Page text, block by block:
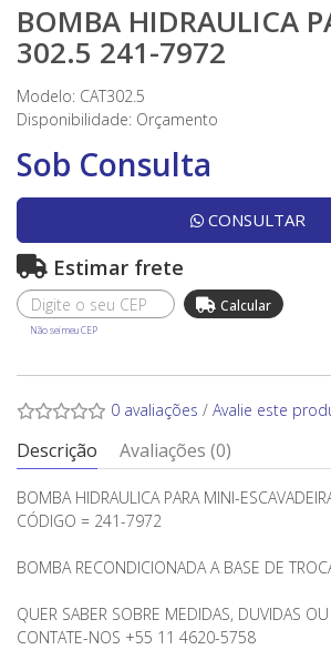
BOMBA HIDRAULICA
302.5 241-7972
Modelo: CAT302.5
Disponibilidade: Orçamento
Sob Consulta
CONSULTAR
Estimar frete
Não sei meu CEP
0 avaliações / Avalie este
Descrição Avaliações (0)
BOMBA HIDRAULICA PARA MINI-
CÓDIGO = 241-7972
BOMBA RECONDICIONADA A BASE DE
QUER SABER SOBRE MEDIDAS, DUVIDAS
CONTATE-NOS +55 11 4620-5758